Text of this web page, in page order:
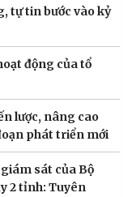
tự tin bước vào kỷ
động của tổ
lược, nâng cao
phát triển mới
sát của Bộ
2 tỉnh: Tuyên